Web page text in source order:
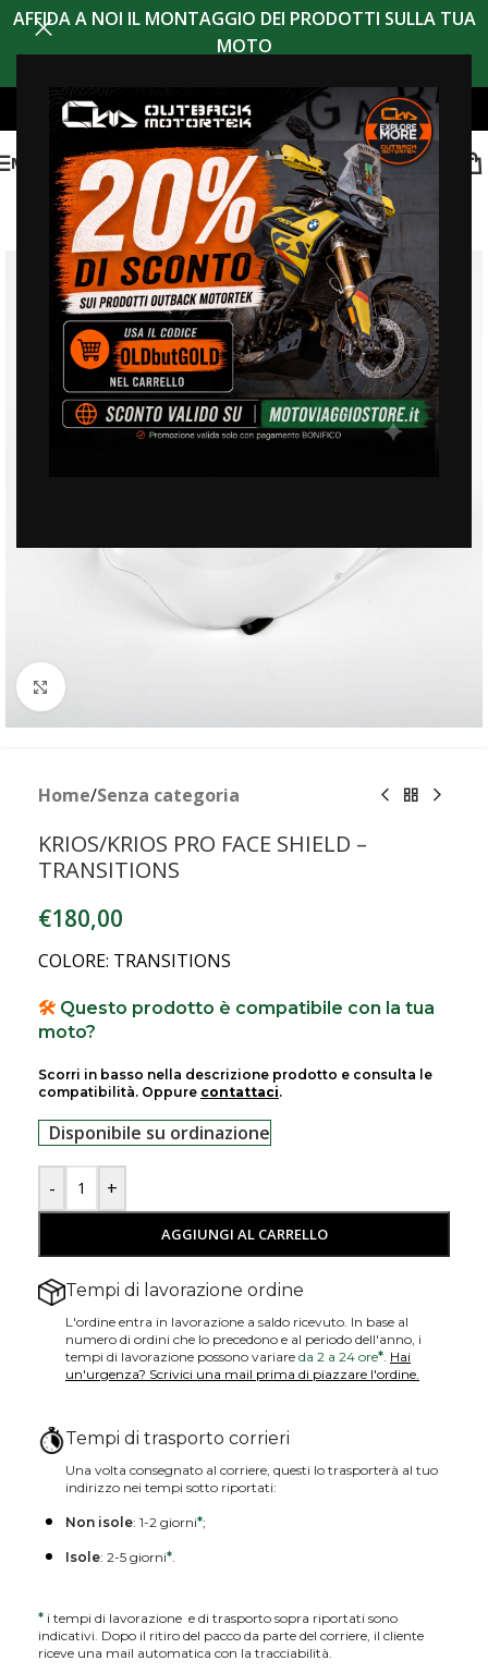
AFFIDA A NOI IL MONTAGGIO DEI PRODOTTI SULLA TUA
MOTO
MENU
Clicca per ingrandire
Home/Senza categoria
KRIOS/KRIOS PRO FACE SHIELD –
TRANSITIONS
€180,00
COLORE: TRANSITIONS
🛠️ Questo prodotto è compatibile con la tua
moto?
Scorri in basso nella descrizione prodotto e consulta le
compatibilità. Oppure contattaci.
Disponibile su ordinazione
- +
AGGIUNGI AL CARRELLO
Tempi di lavorazione ordine
L'ordine entra in lavorazione a saldo ricevuto. In base al
numero di ordini che lo precedono e al periodo dell'anno, i
tempi di lavorazione possono variare da 2 a 24 ore*. Hai
un'urgenza? Scrivici una mail prima di piazzare l'ordine.
Tempi di trasporto corrieri
Una volta consegnato al corriere, questi lo trasporterà al tuo
indirizzo nei tempi sotto riportati:
Non isole: 1-2 giorni*;
Isole: 2-5 giorni*.
* i tempi di lavorazione e di trasporto sopra riportati sono
indicativi. Dopo il ritiro del pacco da parte del corriere, il cliente
riceve una mail automatica con la tracciabilità.